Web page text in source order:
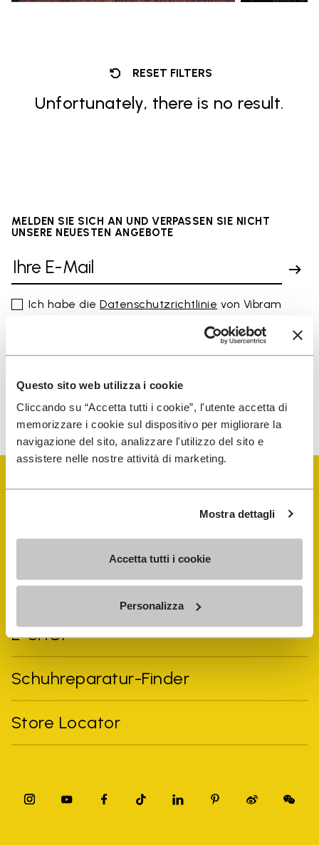
Questo sito web utilizza i cookie
Cliccando su “Accetta tutti i cookie”, l'utente accetta di
memorizzare i cookie sul dispositivo per migliorare la
navigazione del sito, analizzare l'utilizzo del sito e
assistere nelle nostre attività di marketing.
Mostra dettagli
Accetta tutti i cookie
Personalizza
RESET FILTERS
Unfortunately, there is no result.
MELDEN SIE SICH AN UND VERPASSEN SIE NICHT
UNSERE NEUESTEN ANGEBOTE
Ich habe dieDatenschutzrichtlinie von Vibram
personenbezogenen Daten zu, um personalisierte
Kommunikation zu erhalten
Wie wir Ihre Daten verarbeiten, erfahren Sie in unserem
Datenschutzhinweis. Sie können sich jederzeit wieder abmelden.
Vibram Events
FiveFingers Guide
E-SHOP
Schuhreparatur-Finder
Store Locator